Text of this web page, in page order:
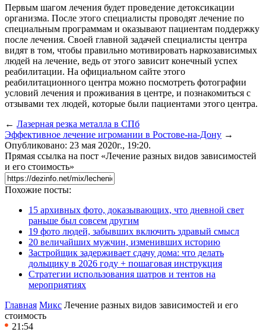
Первым шагом лечения будет проведение детоксикации
организма. После этого специалисты проводят лечение по
специальным программам и оказывают пациентам поддержку
после лечения. Своей главной задачей специалисты центра
видят в том, чтобы правильно мотивировать наркозависимых
людей на лечение, ведь от этого зависит конечный успех
реабилитации. На официальном сайте этого
реабилитационного центра можно посмотреть фотографии
условий лечения и проживания в центре, и познакомиться с
отзывами тех людей, которые были пациентами этого центра.
← Лазерная резка металла в СПб
Эффективное лечение игромании в Ростове-на-Дону →
Опубликовано: 23 мая 2020г., 19:20.
Прямая ссылка на пост «Лечение разных видов зависимостей
и его стоимость»
Похожие посты:
15 архивных фото, доказывающих, что дневной свет
раньше был совсем другим
19 фото людей, забывших включить здравый смысл
20 величайших мужчин, изменивших историю
Застройщик задерживает сдачу дома: что делать
дольщику в 2026 году + пошаговая инструкция
Стратегии использования шатров и тентов на
мероприятиях
Главная Микс Лечение разных видов зависимостей и его
стоимость
21:54